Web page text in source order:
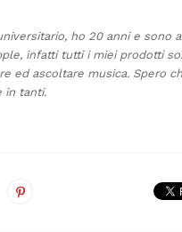
ho 20 anni e sono
infatti tutti i miei prodotti
ed ascoltare musica. Spero
in tanti.